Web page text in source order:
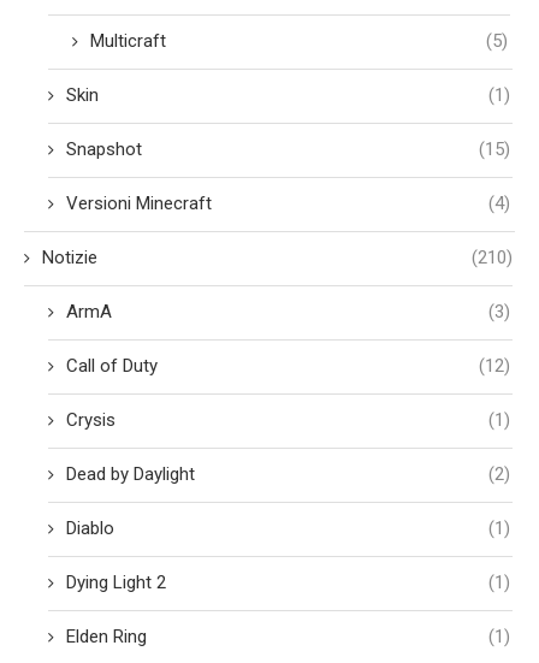
Multicraft (5)
Skin (1)
Snapshot (15)
Versioni Minecraft (4)
Notizie (210)
ArmA (3)
Call of Duty (12)
Crysis (1)
Dead by Daylight (2)
Diablo (1)
Dying Light 2 (1)
Elden Ring (1)